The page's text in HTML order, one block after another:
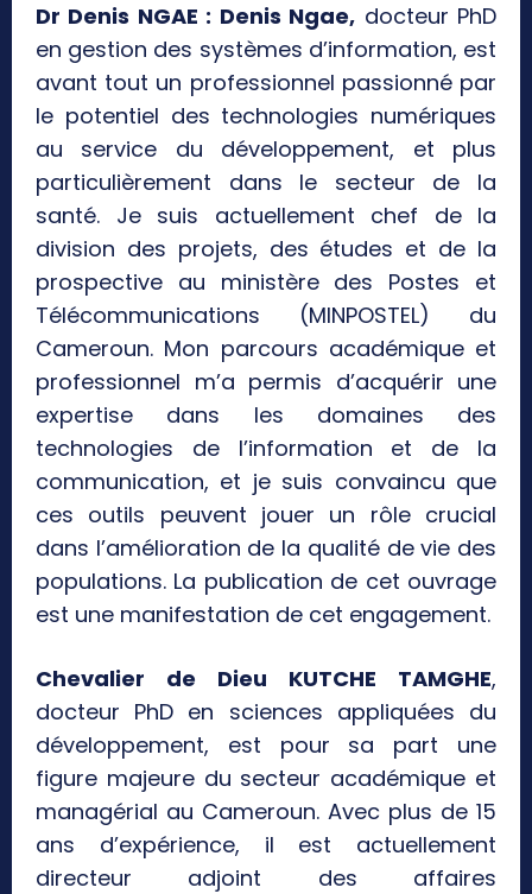
Dr Denis NGAE : Denis Ngae, docteur PhD
en gestion des systèmes d’information, est
avant tout un professionnel passionné par
le potentiel des technologies numériques
au service du développement, et plus
particulièrement dans le secteur de la
santé. Je suis actuellement chef de la
division des projets, des études et de la
prospective au ministère des Postes et
Télécommunications (MINPOSTEL) du
Cameroun. Mon parcours académique et
professionnel m’a permis d’acquérir une
expertise dans les domaines des
technologies de l’information et de la
communication, et je suis convaincu que
ces outils peuvent jouer un rôle crucial
dans l’amélioration de la qualité de vie des
populations. La publication de cet ouvrage
est une manifestation de cet engagement.
Chevalier de Dieu KUTCHE TAMGHE,
docteur PhD en sciences appliquées du
développement, est pour sa part une
figure majeure du secteur académique et
managérial au Cameroun. Avec plus de 15
ans d’expérience, il est actuellement
directeur adjoint des affaires